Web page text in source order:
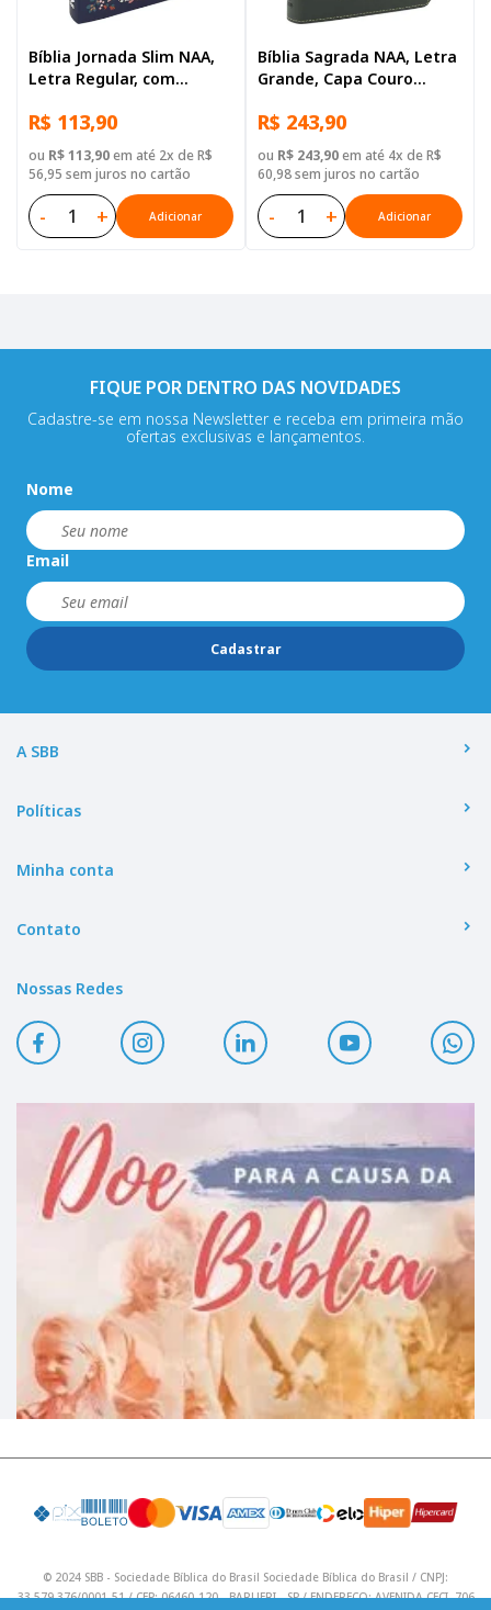
Bíblia Jornada Slim NAA,
Letra Regular, com
Capa Semi Flexível Azul
R$ 113,90
ou R$ 113,90em até 2x de R$
56,95 sem juros no cartão
- + Adicionar
Bíblia Sagrada NAA, Letra
Grande, Capa Couro
R$ 243,90
ou R$ 243,90em até 4x de R$
60,98 sem juros no cartão
- + Adicionar
FIQUE POR DENTRO DAS NOVIDADES
Cadastre-se em nossa Newsletter e receba em primeira mão
ofertas exclusivas e lançamentos.
Nome
Email
Cadastrar
A SBB
Políticas
Minha conta
Contato
Nossas Redes
© 2024 SBB - Sociedade Bíblica do Brasil Sociedade Bíblica do Brasil / CNPJ:
33.579.376/0001-51 / CEP: 06460-120 - BARUERI - SP / ENDEREÇO: AVENIDA CECI, 706